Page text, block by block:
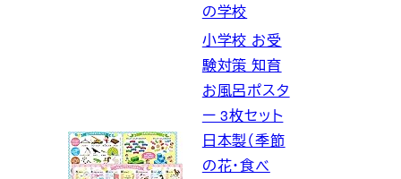
の学校
小学校 お受
験対策 知育
お風呂ポスタ
ー 3枚セット
日本製（季節
の花・食べ